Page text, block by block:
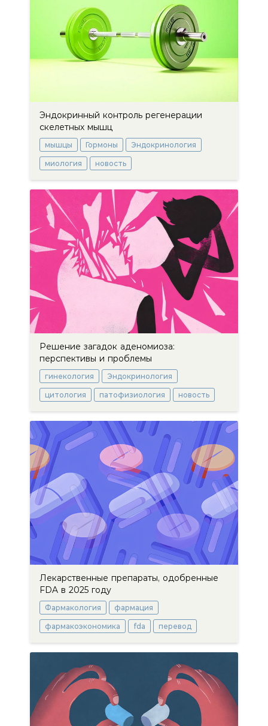
Эндокринный контроль регенерации
скелетных мышц
мышцы Гормоны Эндокринология
миология новость
Решение загадок аденомиоза:
перспективы и проблемы
гинекология Эндокринология
цитология патофизиология новость
Лекарственные препараты, одобренные
FDA в 2025 году
Фармакология фармация
фармакоэкономика fda перевод